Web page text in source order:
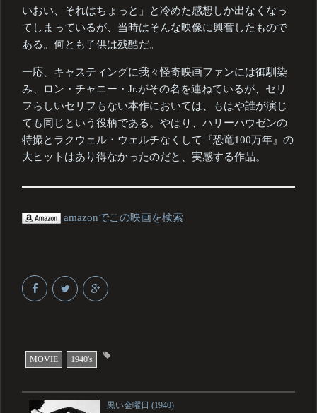
いおい、それはちょっと」と冷めた感想しか出なくなっ
てしまっているが、当時はそんな映像に興奮したもので
ある。何とも子供は残酷だ。
一応、キャスティングに我々怪奇映画ファンには御馴染
み、ロン・チャニー・Jr.がその名を連ねているが、セリ
フらしいセリフもない本作においては、もはや誰が演じ
ても同じという役柄である。やはり、ハリーハウゼンの
特撮とラクウェル・ウェルチなくして『恐竜100万年』の
大ヒットはあり得なかったのだと、実感する作品。
amazonでこの映画を検索
MOVIE 1940's
黒い金曜日 (1940)